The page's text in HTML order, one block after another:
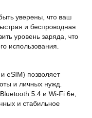
уверены, что ваш
и беспроводная
уровень заряда, что
использования.
eSIM) позволяет
и личных нужд.
5.4 и Wi-Fi 6e,
и стабильное